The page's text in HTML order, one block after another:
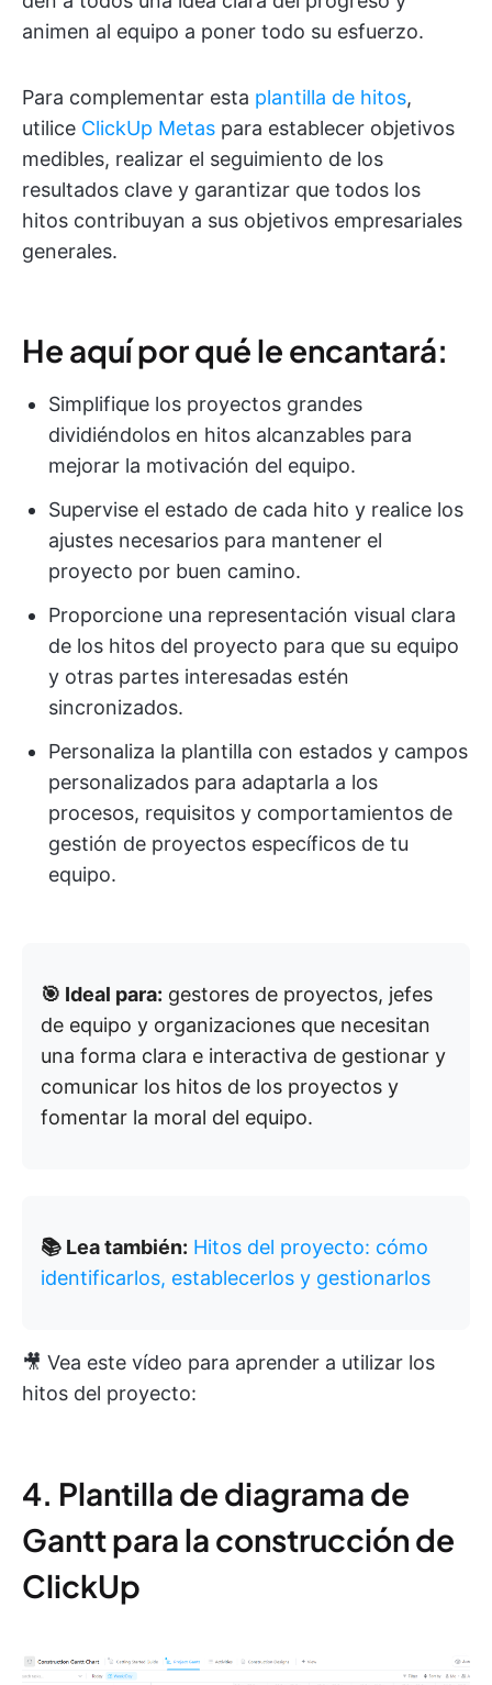
animen al equipo a poner todo su esfuerzo.
Para complementar esta plantilla de hitos,
utilice ClickUp Metas para establecer objetivos
medibles, realizar el seguimiento de los
resultados clave y garantizar que todos los
hitos contribuyan a sus objetivos empresariales
generales.
He aquí por qué le encantará:
Simplifique los proyectos grandes
dividiéndolos en hitos alcanzables para
mejorar la motivación del equipo.
Supervise el estado de cada hito y realice los
ajustes necesarios para mantener el
proyecto por buen camino.
Proporcione una representación visual clara
de los hitos del proyecto para que su equipo
y otras partes interesadas estén
sincronizados.
Personaliza la plantilla con estados y campos
personalizados para adaptarla a los
procesos, requisitos y comportamientos de
gestión de proyectos específicos de tu
equipo.
🎯 Ideal para: gestores de proyectos, jefes
de equipo y organizaciones que necesitan
una forma clara e interactiva de gestionar y
comunicar los hitos de los proyectos y
fomentar la moral del equipo.
📚 Lea también: Hitos del proyecto: cómo
identificarlos, establecerlos y gestionarlos
🎥 Vea este vídeo para aprender a utilizar los
hitos del proyecto:
4. Plantilla de diagrama de
Gantt para la construcción de
ClickUp